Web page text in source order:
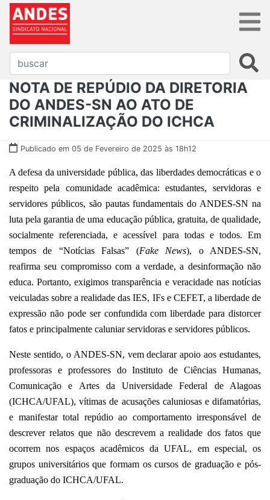
NOTA DE REPÚDIO DA DIRETORIA
DO ANDES-SN AO ATO DE
CRIMINALIZAÇÃO DO ICHCA
Publicado em 05 de Fevereiro de 2025 às 18h12
A defesa da universidade pública, das liberdades democráticas e o
respeito pela comunidade acadêmica: estudantes, servidoras e
servidores públicos, são pautas fundamentais do ANDES-SN na
luta pela garantia de uma educação pública, gratuita, de qualidade,
socialmente referenciada, e acessível para todas e todos. Em
tempos de “Notícias Falsas” (Fake News), o ANDES-SN,
reafirma seu compromisso com a verdade, a desinformação não
educa. Portanto, exigimos transparência e veracidade nas notícias
veiculadas sobre a realidade das IES, IFs e CEFET, a liberdade de
expressão não pode ser confundida com liberdade para distorcer
fatos e principalmente caluniar servidoras e servidores públicos.
Neste sentido, o ANDES-SN, vem declarar apoio aos estudantes,
professoras e professores do Instituto de Ciências Humanas,
Comunicação e Artes da Universidade Federal de Alagoas
(ICHCA/UFAL), vítimas de acusações caluniosas e difamatórias,
e manifestar total repúdio ao comportamento irresponsável de
descrever relatos que não descrevem a realidade dos fatos que
ocorrem nos espaços acadêmicos da UFAL, em especial, os
grupos universitários que formam os cursos de graduação e pós-
graduação do ICHCA/UFAL.